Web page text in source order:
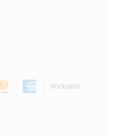
channel
Vorkasse